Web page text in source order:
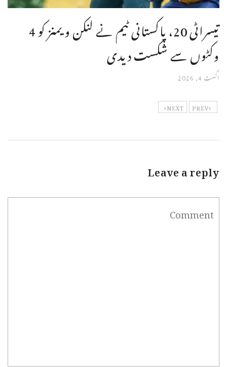
تیسراٹی 20، پاکستانی ٹیم نے لنکن ویمنز کو 4
وکٹوں سے شکست دیدی
اگست 4, 2026
PREV
NEXT
Leave a reply